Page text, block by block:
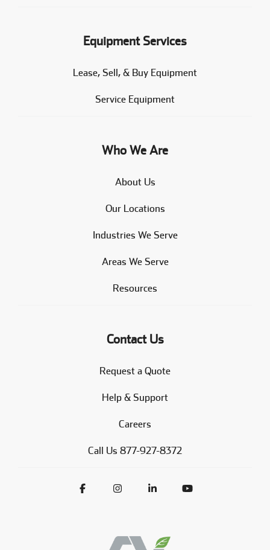
Equipment Services
Lease, Sell, & Buy Equipment
Service Equipment
Who We Are
About Us
Our Locations
Industries We Serve
Areas We Serve
Resources
Contact Us
Request a Quote
Help & Support
Careers
Call Us 877-927-8372